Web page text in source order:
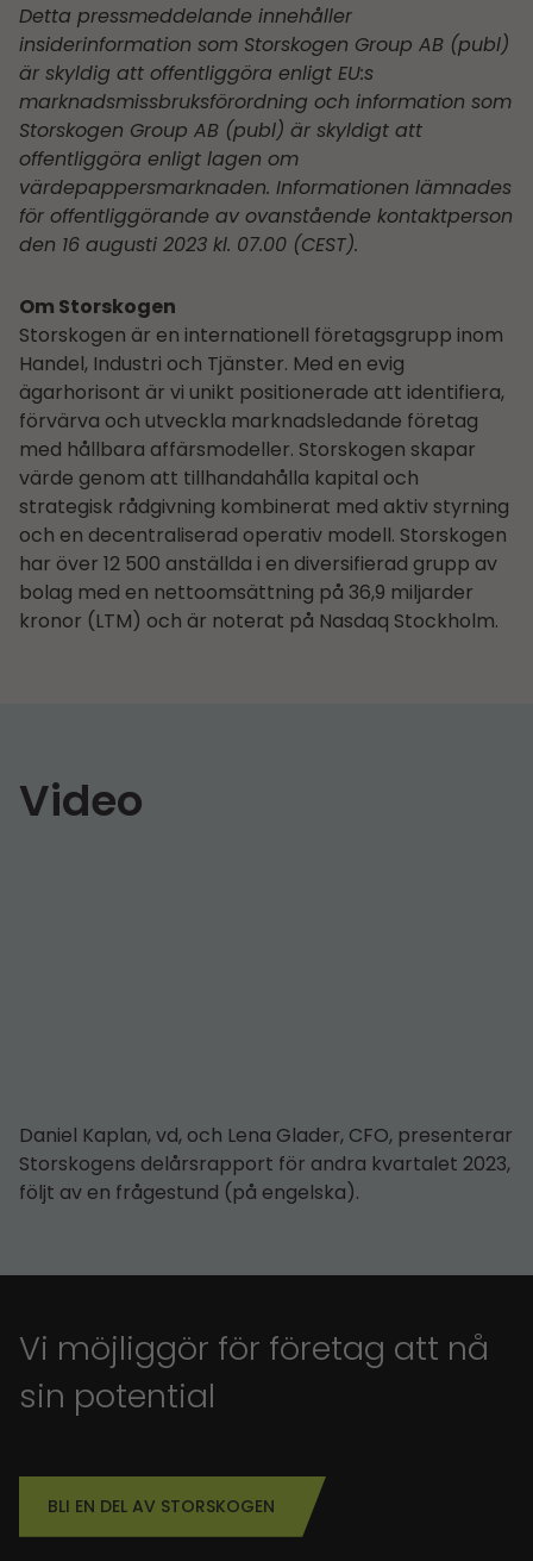
Detta pressmeddelande innehåller
insiderinformation som Storskogen Group AB (publ)
är skyldig att offentliggöra enligt EU:s
marknadsmissbruksförordning och information som
Storskogen Group AB (publ) är skyldigt att
offentliggöra enligt lagen om
värdepappersmarknaden. Informationen lämnades
för offentliggörande av ovanstående kontaktperson
den 16 augusti 2023 kl. 07.00 (CEST).
Om Storskogen
Storskogen är en internationell företagsgrupp inom
Handel, Industri och Tjänster. Med en evig
ägarhorisont är vi unikt positionerade att identifiera,
förvärva och utveckla marknadsledande företag
med hållbara affärsmodeller. Storskogen skapar
värde genom att tillhandahålla kapital och
strategisk rådgivning kombinerat med aktiv styrning
och en decentraliserad operativ modell. Storskogen
har över 12 500 anställda i en diversifierad grupp av
bolag med en nettoomsättning på 36,9 miljarder
kronor (LTM) och är noterat på Nasdaq Stockholm.
Video
Daniel Kaplan, vd, och Lena Glader, CFO, presenterar
Storskogens delårs­­rapport för andra kvartalet 2023,
följt av en frågestund (på engelska).
Vi möjliggör för företag att nå
sin potential
BLI EN DEL AV STORSKOGEN